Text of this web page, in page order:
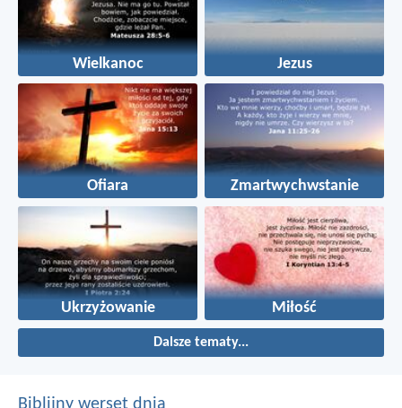
Wielkanoc Jezus
Ofiara Zmartwychwstanie
Ukrzyżowanie Miłość
Dalsze tematy...
Biblijny werset dnia